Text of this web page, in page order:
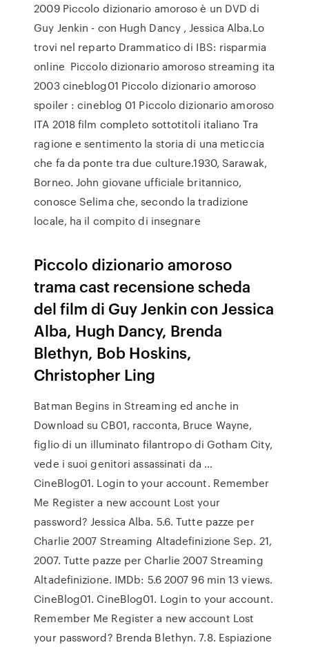
2009 Piccolo dizionario amoroso è un DVD di
Guy Jenkin - con Hugh Dancy , Jessica Alba.Lo
trovi nel reparto Drammatico di IBS: risparmia
online Piccolo dizionario amoroso streaming ita
2003 cineblog01 Piccolo dizionario amoroso
spoiler : cineblog 01 Piccolo dizionario amoroso
ITA 2018 film completo sottotitoli italiano Tra
ragione e sentimento la storia di una meticcia
che fa da ponte tra due culture.1930, Sarawak,
Borneo. John giovane ufficiale britannico,
conosce Selima che, secondo la tradizione
locale, ha il compito di insegnare
Piccolo dizionario amoroso
trama cast recensione scheda
del film di Guy Jenkin con Jessica
Alba, Hugh Dancy, Brenda
Blethyn, Bob Hoskins,
Christopher Ling
Batman Begins in Streaming ed anche in
Download su CB01, racconta, Bruce Wayne,
figlio di un illuminato filantropo di Gotham City,
vede i suoi genitori assassinati da …
CineBlog01. Login to your account. Remember
Me Register a new account Lost your
password? Jessica Alba. 5.6. Tutte pazze per
Charlie 2007 Streaming Altadefinizione Sep. 21,
2007. Tutte pazze per Charlie 2007 Streaming
Altadefinizione. IMDb: 5.6 2007 96 min 13 views.
CineBlog01. CineBlog01. Login to your account.
Remember Me Register a new account Lost
your password? Brenda Blethyn. 7.8. Espiazione